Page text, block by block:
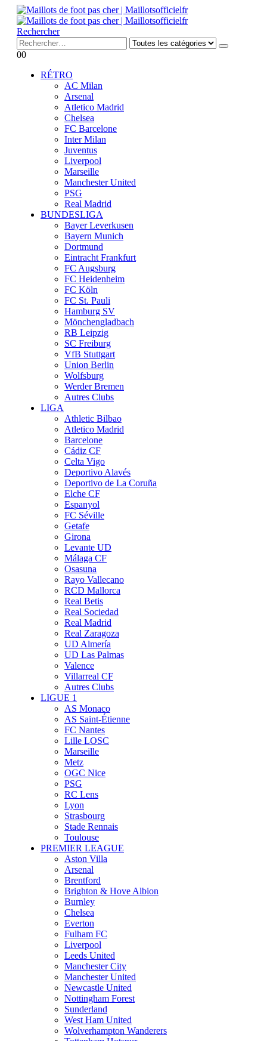
Rechercher
00
RÉTRO
AC Milan
Arsenal
Atletico Madrid
Chelsea
FC Barcelone
Inter Milan
Juventus
Liverpool
Marseille
Manchester United
PSG
Real Madrid
BUNDESLIGA
Bayer Leverkusen
Bayern Munich
Dortmund
Eintracht Frankfurt
FC Augsburg
FC Heidenheim
FC Köln
FC St. Pauli
Hamburg SV
Mönchengladbach
RB Leipzig
SC Freiburg
VfB Stuttgart
Union Berlin
Wolfsburg
Werder Bremen
Autres Clubs
LIGA
Athletic Bilbao
Atletico Madrid
Barcelone
Cádiz CF
Celta Vigo
Deportivo Alavés
Deportivo de La Coruña
Elche CF
Espanyol
FC Séville
Getafe
Girona
Levante UD
Málaga CF
Osasuna
Rayo Vallecano
RCD Mallorca
Real Betis
Real Sociedad
Real Madrid
Real Zaragoza
UD Almería
UD Las Palmas
Valence
Villarreal CF
Autres Clubs
LIGUE 1
AS Monaco
AS Saint-Étienne
FC Nantes
Lille LOSC
Marseille
Metz
OGC Nice
PSG
RC Lens
Lyon
Strasbourg
Stade Rennais
Toulouse
PREMIER LEAGUE
Aston Villa
Arsenal
Brentford
Brighton & Hove Albion
Burnley
Chelsea
Everton
Fulham FC
Liverpool
Leeds United
Manchester City
Manchester United
Newcastle United
Nottingham Forest
Sunderland
West Ham United
Wolverhampton Wanderers